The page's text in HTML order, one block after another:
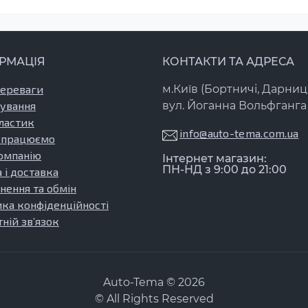
необхідне для ремонту порогів, заміни елементів
кузова і захисті сидінь від вологи та бруду. Якщо ви
що вам слід звернути увагу на стан внутрішніх
забезпечують оптимальне поєднання якості і
що немало важливо для автомобіля вашого року
є вигідним рішенням для автовласників, які цінують
до його первісного стану. Детальніше
і доставка
та обмін
конфіденційності
зв’язок
КОНТАКТИ ТА АДРЕСА
м.Київ (Бортничі,
вул. Йоганна Вольфганга
info@auto-tema.com.ua
Інтернет магазин:
ПН-НД з 9:00 до 21:00
Auto-Tema © 2026
© All Rights Reserved